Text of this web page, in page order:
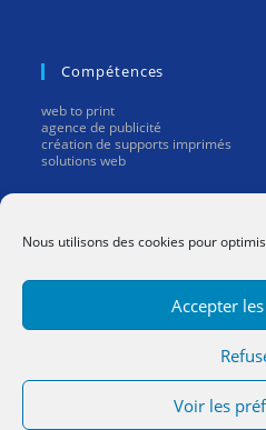
Nous utilisons des cookies pour
Accepter
Voir les
Compétences
web to print
agence de publicité
création de supports imprimés
solutions web
mentions légales